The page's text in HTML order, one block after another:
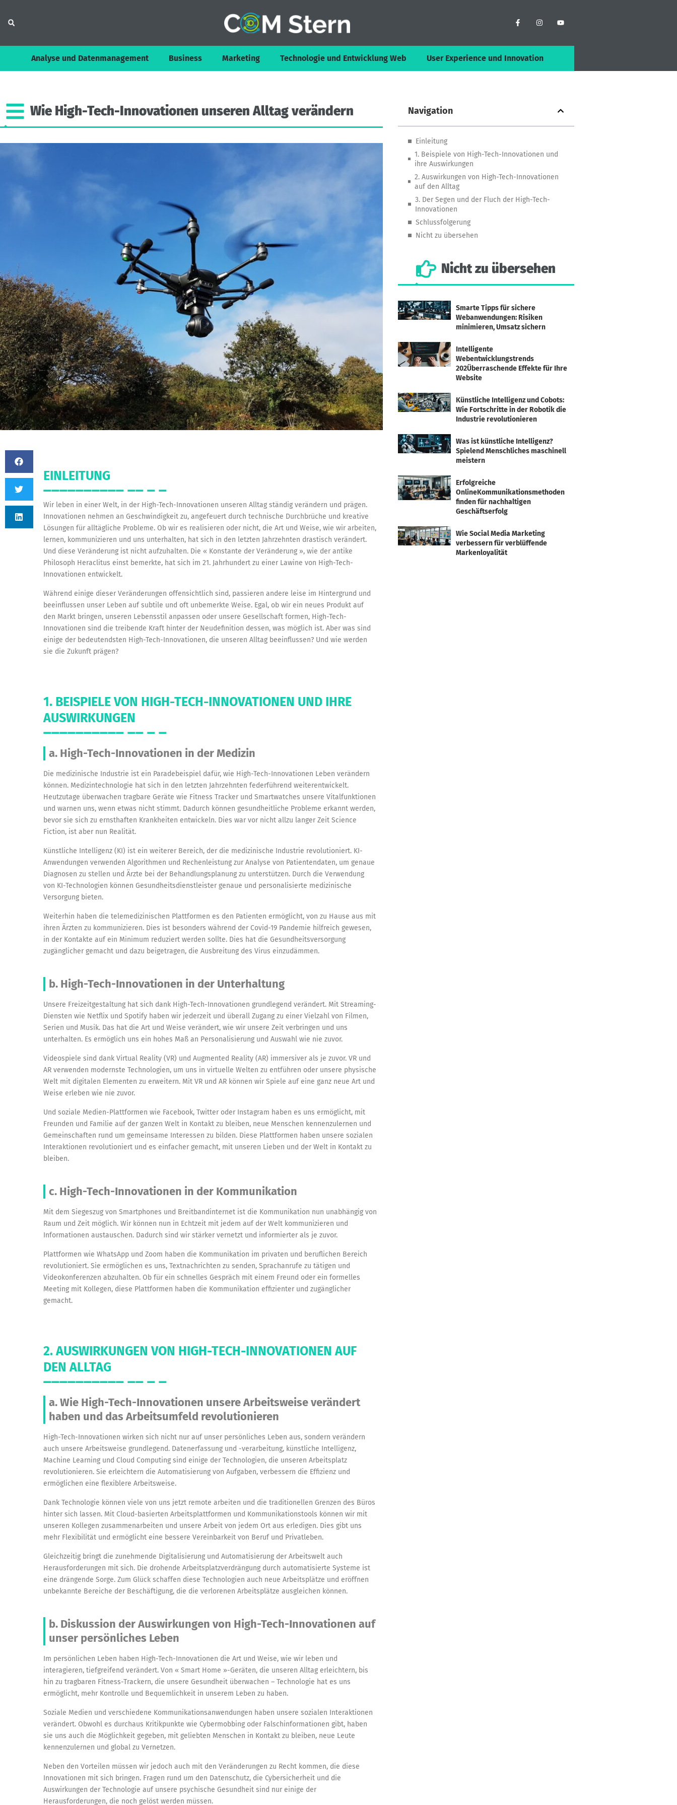
Analyse und Datenmanagement Business Marketing Technologie und Entwicklung Web User Experience und Innovation
Wie High-Tech-Innovationen unseren Alltagverändern
EINLEITUNG
Wir leben in einer Welt, in der High-Tech-Innovationen unseren Alltag ständig verändern und prägen.
Innovationen nehmen an Geschwindigkeit zu, angefeuert durch technische Durchbrüche und kreative
Lösungen für alltägliche Probleme. Ob wir es realisieren oder nicht, die Art und Weise, wie wir arbeiten,
lernen, kommunizieren und uns unterhalten, hat sich in den letzten Jahrzehnten drastisch verändert.
Und diese Veränderung ist nicht aufzuhalten. Die « Konstante der Veränderung », wie der antike
Philosoph Heraclitus einst bemerkte, hat sich im 21. Jahrhundert zu einer Lawine von High-Tech-
Innovationen entwickelt.
Während einige dieser Veränderungen offensichtlich sind, passieren andere leise im Hintergrund und
beeinflussen unser Leben auf subtile und oft unbemerkte Weise. Egal, ob wir ein neues Produkt auf
den Markt bringen, unseren Lebensstil anpassen oder unsere Gesellschaft formen, High-Tech-
Innovationen sind die treibende Kraft hinter der Neudefinition dessen, was möglich ist. Aber was sind
einige der bedeutendsten High-Tech-Innovationen, die unseren Alltag beeinflussen? Und wie werden
sie die Zukunft prägen?
1. BEISPIELE VON HIGH-TECH-INNOVATIONEN UND IHRE
AUSWIRKUNGEN
a. High-Tech-Innovationen in der Medizin
Die medizinische Industrie ist ein Paradebeispiel dafür, wie High-Tech-Innovationen Leben verändern
können. Medizintechnologie hat sich in den letzten Jahrzehnten federführend weiterentwickelt.
Heutzutage überwachen tragbare Geräte wie Fitness Tracker und Smartwatches unsere Vitalfunktionen
und warnen uns, wenn etwas nicht stimmt. Dadurch können gesundheitliche Probleme erkannt werden,
bevor sie sich zu ernsthaften Krankheiten entwickeln. Dies war vor nicht allzu langer Zeit Science
Fiction, ist aber nun Realität.
Künstliche Intelligenz (KI) ist ein weiterer Bereich, der die medizinische Industrie revolutioniert. KI-
Anwendungen verwenden Algorithmen und Rechenleistung zur Analyse von Patientendaten, um genaue
Diagnosen zu stellen und Ärzte bei der Behandlungsplanung zu unterstützen. Durch die Verwendung
von KI-Technologien können Gesundheitsdienstleister genaue und personalisierte medizinische
Versorgung bieten.
Weiterhin haben die telemedizinischen Plattformen es den Patienten ermöglicht, von zu Hause aus mit
ihren Ärzten zu kommunizieren. Dies ist besonders während der Covid-19 Pandemie hilfreich gewesen,
in der Kontakte auf ein Minimum reduziert werden sollte. Dies hat die Gesundheitsversorgung
zugänglicher gemacht und dazu beigetragen, die Ausbreitung des Virus einzudämmen.
b. High-Tech-Innovationen in der Unterhaltung
Unsere Freizeitgestaltung hat sich dank High-Tech-Innovationen grundlegend verändert. Mit Streaming-
Diensten wie Netflix und Spotify haben wir jederzeit und überall Zugang zu einer Vielzahl von Filmen,
Serien und Musik. Das hat die Art und Weise verändert, wie wir unsere Zeit verbringen und uns
unterhalten. Es ermöglich uns ein hohes Maß an Personalisierung und Auswahl wie nie zuvor.
Videospiele sind dank Virtual Reality (VR) und Augmented Reality (AR) immersiver als je zuvor. VR und
AR verwenden modernste Technologien, um uns in virtuelle Welten zu entführen oder unsere physische
Welt mit digitalen Elementen zu erweitern. Mit VR und AR können wir Spiele auf eine ganz neue Art und
Weise erleben wie nie zuvor.
Und soziale Medien-Plattformen wie Facebook, Twitter oder Instagram haben es uns ermöglicht, mit
Freunden und Familie auf der ganzen Welt in Kontakt zu bleiben, neue Menschen kennenzulernen und
Gemeinschaften rund um gemeinsame Interessen zu bilden. Diese Plattformen haben unsere sozialen
Interaktionen revolutioniert und es einfacher gemacht, mit unseren Lieben und der Welt in Kontakt zu
bleiben.
c. High-Tech-Innovationen in der Kommunikation
Mit dem Siegeszug von Smartphones und Breitbandinternet ist die Kommunikation nun unabhängig von
Raum und Zeit möglich. Wir können nun in Echtzeit mit jedem auf der Welt kommunizieren und
Informationen austauschen. Dadurch sind wir stärker vernetzt und informierter als je zuvor.
Plattformen wie WhatsApp und Zoom haben die Kommunikation im privaten und beruflichen Bereich
revolutioniert. Sie ermöglichen es uns, Textnachrichten zu senden, Sprachanrufe zu tätigen und
Videokonferenzen abzuhalten. Ob für ein schnelles Gespräch mit einem Freund oder ein formelles
Meeting mit Kollegen, diese Plattformen haben die Kommunikation effizienter und zugänglicher
gemacht.
2. AUSWIRKUNGEN VON HIGH-TECH-INNOVATIONEN AUF
DEN ALLTAG
a. Wie High-Tech-Innovationen unsere Arbeitsweise verändert
haben und das Arbeitsumfeld revolutionieren
High-Tech-Innovationen wirken sich nicht nur auf unser persönliches Leben aus, sondern verändern
auch unsere Arbeitsweise grundlegend. Datenerfassung und -verarbeitung, künstliche Intelligenz,
Machine Learning und Cloud Computing sind einige der Technologien, die unseren Arbeitsplatz
revolutionieren. Sie erleichtern die Automatisierung von Aufgaben, verbessern die Effizienz und
ermöglichen eine flexiblere Arbeitsweise.
Dank Technologie können viele von uns jetzt remote arbeiten und die traditionellen Grenzen des Büros
hinter sich lassen. Mit Cloud-basierten Arbeitsplattformen und Kommunikationstools können wir mit
unseren Kollegen zusammenarbeiten und unsere Arbeit von jedem Ort aus erledigen. Dies gibt uns
mehr Flexibilität und ermöglicht eine bessere Vereinbarkeit von Beruf und Privatleben.
Gleichzeitig bringt die zunehmende Digitalisierung und Automatisierung der Arbeitswelt auch
Herausforderungen mit sich. Die drohende Arbeitsplatzverdrängung durch automatisierte Systeme ist
eine drängende Sorge. Zum Glück schaffen diese Technologien auch neue Arbeitsplätze und eröffnen
unbekannte Bereiche der Beschäftigung, die die verlorenen Arbeitsplätze ausgleichen können.
b. Diskussion der Auswirkungen von High-Tech-Innovationen auf
unser persönliches Leben
Im persönlichen Leben haben High-Tech-Innovationen die Art und Weise, wie wir leben und
interagieren, tiefgreifend verändert. Von « Smart Home »-Geräten, die unseren Alltag erleichtern, bis
hin zu tragbaren Fitness-Trackern, die unsere Gesundheit überwachen – Technologie hat es uns
ermöglicht, mehr Kontrolle und Bequemlichkeit in unserem Leben zu haben.
Soziale Medien und verschiedene Kommunikationsanwendungen haben unsere sozialen Interaktionen
verändert. Obwohl es durchaus Kritikpunkte wie Cybermobbing oder Falschinformationen gibt, haben
sie uns auch die Möglichkeit gegeben, mit geliebten Menschen in Kontakt zu bleiben, neue Leute
kennenzulernen und global zu Vernetzen.
Neben den Vorteilen müssen wir jedoch auch mit den Veränderungen zu Recht kommen, die diese
Innovationen mit sich bringen. Fragen rund um den Datenschutz, die Cybersicherheit und die
Auswirkungen der Technologie auf unsere psychische Gesundheit sind nur einige der
Herausforderungen, die noch gelöst werden müssen.
Navigation
Einleitung
1. Beispiele von High-Tech-Innovationen und
ihre Auswirkungen
2. Auswirkungen von High-Tech-Innovationen
auf den Alltag
3. Der Segen und der Fluch der High-Tech-
Innovationen
Schlussfolgerung
Nicht zu übersehen
Nicht zu übersehen
Smarte Tipps für sichere
Webanwendungen: Risiken
minimieren, Umsatz sichern
Intelligente
Webentwicklungstrends
202Überraschende Effekte für Ihre
Website
Künstliche Intelligenz und Cobots:
Wie Fortschritte in der Robotik die
Industrie revolutionieren
Was ist künstliche Intelligenz?
Spielend Menschliches maschinell
meistern
Erfolgreiche
OnlineKommunikationsmethoden
finden für nachhaltigen
Geschäftserfolg
Wie Social Media Marketing
verbessern für verblüffende
Markenloyalität